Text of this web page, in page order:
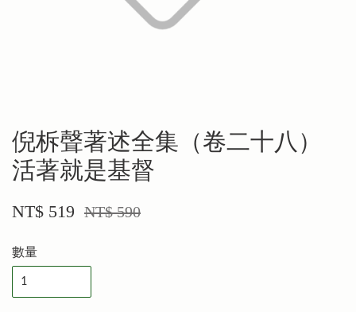
倪柝聲著述全集（卷二十八）
活著就是基督
NT$ 519 NT$ 590
數量